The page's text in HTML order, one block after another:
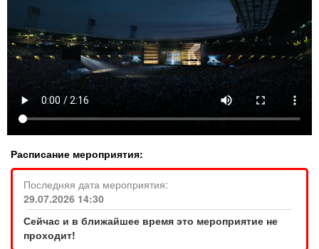
ТВ программа Я - пенсионер
Расписание мероприятия:
Последняя дата мероприятия:
29.07.2026 14:30
Сейчас и в ближайшее время это мероприятие не
проходит!